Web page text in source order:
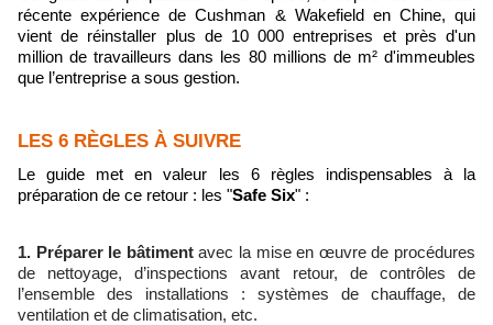
récente expérience de Cushman & Wakefield en Chine, qui
vient de réinstaller plus de 10 000 entreprises et près d'un
million de travailleurs dans les 80 millions de m² d'immeubles
que l’entreprise a sous gestion.
LES 6 RÈGLES À SUIVRE
Le guide met en valeur les 6 règles indispensables à la
préparation de ce retour : les "Safe Six" :
1. Préparer le bâtimentavec la mise en œuvre de procédures
de nettoyage, d’inspections avant retour, de contrôles de
l’ensemble des installations : systèmes de chauffage, de
ventilation et de climatisation, etc.